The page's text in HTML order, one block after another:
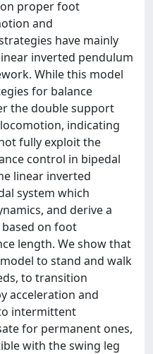
proper foot
and
have mainly
inverted pendulum
While this model
for balance
the double support
indicating
fully exploit the
control in bipedal
linear inverted
system which
and derive a
on foot
length. We show that
to stand and walk
to transition
acceleration and
intermittent
for permanent ones,
with the swing leg